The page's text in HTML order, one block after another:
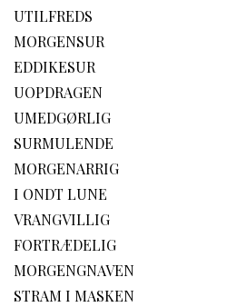
UTILFREDS
MORGENSUR
EDDIKESUR
UOPDRAGEN
UMEDGØRLIG
SURMULENDE
MORGENARRIG
I ONDT LUNE
VRANGVILLIG
FORTRÆDELIG
MORGENGNAVEN
STRAM I MASKEN